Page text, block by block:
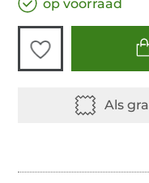
op voorraad